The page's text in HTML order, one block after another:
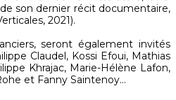
son dernier récit documentaire,
2021).
seront également invités
Claudel, Kossi Efoui, Mathias
Khrajac, Marie-Hélène Lafon,
et Fanny Saintenoy...